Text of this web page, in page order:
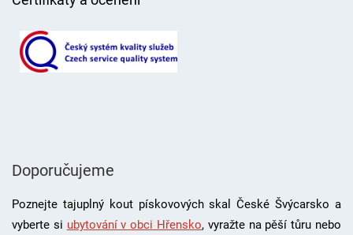
Doporučujeme
Poznejte tajuplný kout pískovových skal České Švýcarsko a
vyberte si ubytování v obci Hřensko, vyražte na pěší tůru nebo